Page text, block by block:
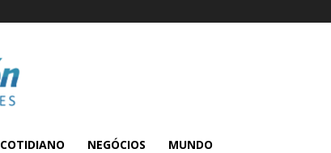
COTIDIANO NEGÓCIOS MUNDO